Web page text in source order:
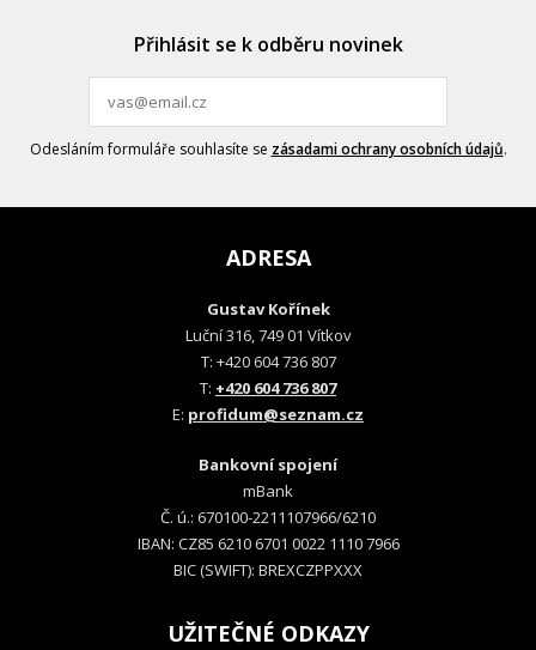
Přihlásit se k odběru novinek
Odesláním formuláře souhlasíte se zásadami ochrany osobních údajů.
ADRESA
Gustav Kořínek
Luční 316, 749 01 Vítkov
T: +420 604 736 807
T: +420 604 736 807
E: profidum@seznam.cz
Bankovní spojení
mBank
Č. ú.: 670100-2211107966/6210
IBAN: CZ85 6210 6701 0022 1110 7966
BIC (SWIFT): BREXCZPPXXX
UŽITEČNÉ ODKAZY